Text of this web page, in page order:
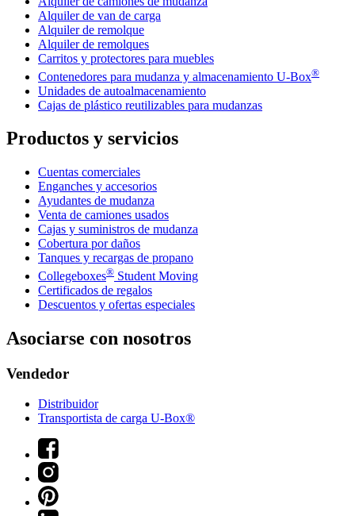
Alquiler de van de carga
Alquiler de remolque
Alquiler de remolques
Carritos y protectores para muebles
Contenedores para mudanza y almacenamiento U-Box®
Unidades de autoalmacenamiento
Cajas de plástico reutilizables para mudanzas
Productos y servicios
Cuentas comerciales
Enganches y accesorios
Ayudantes de mudanza
Venta de camiones usados
Cajas y suministros de mudanza
Cobertura por daños
Tanques y recargas de propano
Collegeboxes® Student Moving
Certificados de regalos
Descuentos y ofertas especiales
Asociarse con nosotros
Vendedor
Distribuidor
Transportista de carga U-Box®